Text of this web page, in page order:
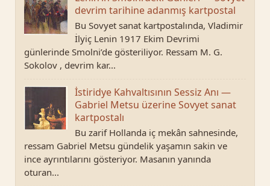
devrim tarihine adanmış kartpostal
Bu Sovyet sanat kartpostalında, Vladimir
İlyiç Lenin 1917 Ekim Devrimi
günlerinde Smolni’de gösteriliyor. Ressam M. G.
Sokolov , devrim kar...
İstiridye Kahvaltısının Sessiz Anı —
Gabriel Metsu üzerine Sovyet sanat
kartpostalı
Bu zarif Hollanda iç mekân sahnesinde,
ressam Gabriel Metsu gündelik yaşamın sakin ve
ince ayrıntılarını gösteriyor. Masanın yanında
oturan...